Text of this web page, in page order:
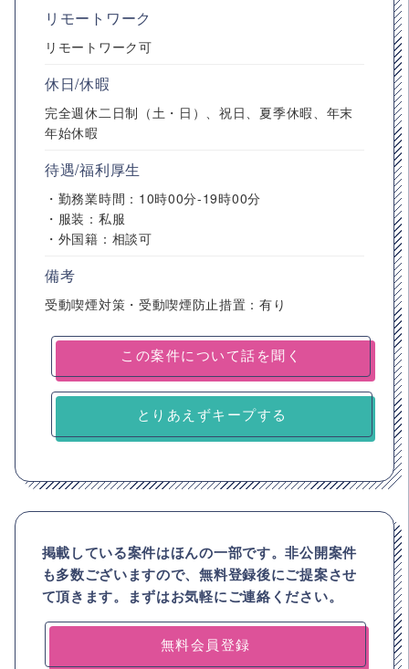
リモートワーク
リモートワーク可
休日/休暇
完全週休二日制（土・日）、祝日、夏季休暇、年末
年始休暇
待遇/福利厚生
・勤務業時間：10時00分-19時00分
・服装：私服
・外国籍：相談可
備考
受動喫煙対策・受動喫煙防止措置：有り
とりあえずキープする
掲載している案件はほんの一部です。非公開案件
も多数ございますので、無料登録後にご提案させ
て頂きます。まずはお気軽にご連絡ください。
無料会員登録